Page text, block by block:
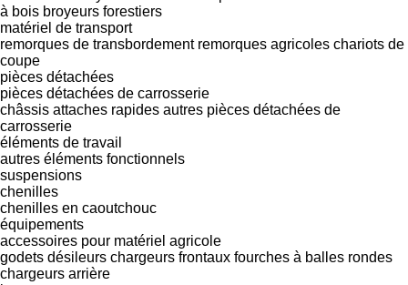
à bois broyeurs forestiers
matériel de transport
remorques de transbordement remorques agricoles chariots de
coupe
pièces détachées
pièces détachées de carrosserie
châssis attaches rapides autres pièces détachées de
carrosserie
éléments de travail
autres éléments fonctionnels
suspensions
chenilles
chenilles en caoutchouc
équipements
accessoires pour matériel agricole
godets désileurs chargeurs frontaux fourches à balles rondes
chargeurs arrière